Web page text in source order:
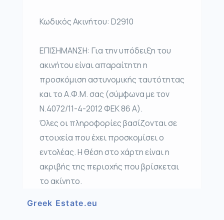
Κωδικός Ακινήτου: D2910
ΕΠΙΣΗΜΑΝΣΗ: Για την υπόδειξη του
ακινήτου είναι απαραίτητη η
προσκόμιση αστυνομικής ταυτότητας
και το Α.Φ.Μ. σας (σύμφωνα με τον
Ν.4072/11-4-2012 ΦΕΚ 86 Α).
Όλες οι πληροφορίες βασίζονται σε
στοιχεία που έχει προσκομίσει ο
εντολέας. Η θέση στο χάρτη είναι η
ακριβής της περιοχής που βρίσκεται
το ακίνητο.
Greek Estate.eu